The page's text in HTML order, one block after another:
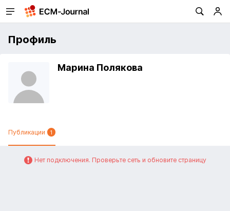
Профиль
Марина Полякова
Публикации 1
Нет подключения. Проверьте сеть и обновите страницу